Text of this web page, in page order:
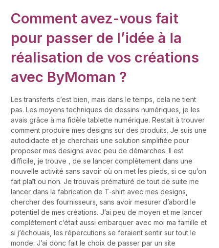
Comment avez-vous fait
pour passer de l’idée à la
réalisation de vos créations
avec ByMoman ?
Les transferts c’est bien, mais dans le temps, cela ne tient
pas. Les moyens techniques de dessins numériques, je les
avais grâce à ma fidèle tablette numérique. Restait à trouver
comment produire mes designs sur des produits. Je suis une
autodidacte et je cherchais une solution simplifiée pour
proposer mes designs avec peu de démarches. Il est
difficile, je trouve , de se lancer complètement dans une
nouvelle activité sans savoir où on met les pieds, si ce qu’on
fait plaît ou non. Je trouvais prématuré de tout de suite me
lancer dans la fabrication de T-shirt avec mes designs,
chercher des fournisseurs, sans avoir mesurer d’abord le
potentiel de mes créations. J’ai peu de moyen et me lancer
complètement c’était aussi embarquer avec moi ma famille et
si j’échouais, les répercutions se feraient sentir sur tout le
monde. J’ai donc fait le choix de passer par un site